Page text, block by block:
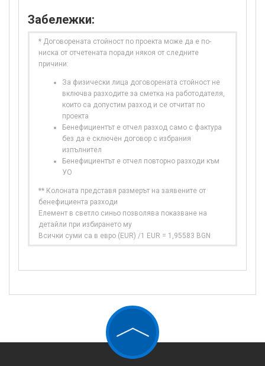
Забележки:
* Договорената стойност по проекта може да е по-
ниска от отчетената поради някоя от следните
причини:
За физически лица договорената стойност не
включва разходите за сметка на работодателя,
които са допустим разход и се отчитат по
проекта
Бенефициентът е отчел разход само с фактура
без да е сключен договор с избрания
изпълнител
Бенефициентът е отчел повторно разходи към
УО
** Колоната представя размерът на заявените от
бенефициента разходи
Елемент в светло синьо позволява показване на
детайли при избирането му
Всички суми са в евро (EUR) /1 EUR = 1,95583 BGN